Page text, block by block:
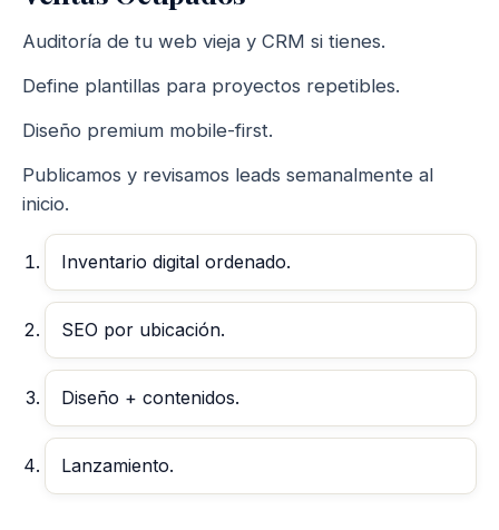
Auditoría de tu web vieja y CRM si tienes.
Define plantillas para proyectos repetibles.
Diseño premium mobile-first.
Publicamos y revisamos leads semanalmente al
inicio.
Inventario digital ordenado.
SEO por ubicación.
Diseño + contenidos.
Lanzamiento.